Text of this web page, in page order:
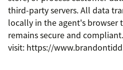
third-party servers. All data
locally in the agent's browser
remains secure and
visit: https://